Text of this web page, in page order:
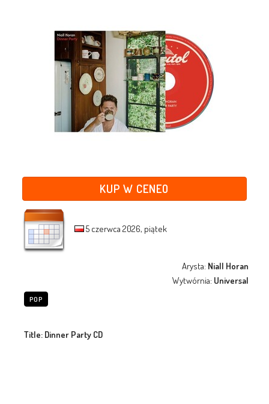
KUP W CENEO
5 czerwca 2026, piątek
Arysta: Niall Horan
Wytwórnia: Universal
POP
Title: Dinner Party CD